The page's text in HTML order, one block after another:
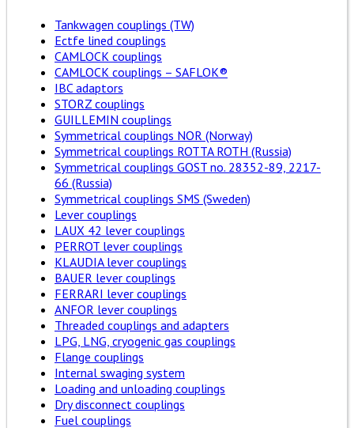
Tankwagen couplings (TW)
Ectfe lined couplings
CAMLOCK couplings
CAMLOCK couplings – SAFLOK®
IBC adaptors
STORZ couplings
GUILLEMIN couplings
Symmetrical couplings NOR (Norway)
Symmetrical couplings ROTTA ROTH (Russia)
Symmetrical couplings GOST no. 28352-89, 2217-
66 (Russia)
Symmetrical couplings SMS (Sweden)
Lever couplings
LAUX 42 lever couplings
PERROT lever couplings
KLAUDIA lever couplings
BAUER lever couplings
FERRARI lever couplings
ANFOR lever couplings
Threaded couplings and adapters
LPG, LNG, cryogenic gas couplings
Flange couplings
Internal swaging system
Loading and unloading couplings
Dry disconnect couplings
Fuel couplings